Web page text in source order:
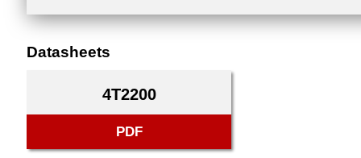
Datasheets
4T2200
PDF